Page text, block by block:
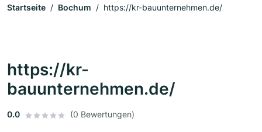
Startseite Bochum https://kr-bauunternehmen.de/
https://kr-
bauunternehmen.de/
0.0 (0 Bewertungen)